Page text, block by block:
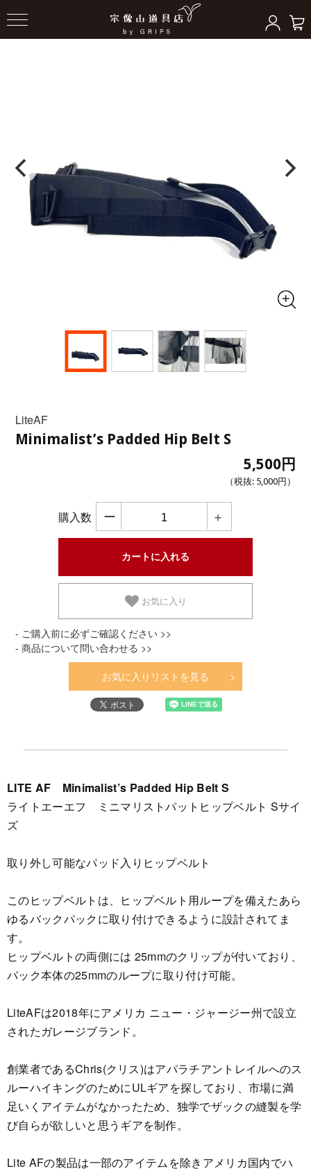
LiteAF
Minimalist’s Padded Hip Belt S
5,500円
（税抜: 5,000円 ）
購入数 ー ＋
お気に入り
- ご購入前に必ずご確認ください >>
- 商品について問い合わせる >>
お気に入りリストを見る
LITE AF Minimalist’s Padded Hip Belt S
ライトエーエフ ミニマリストパットヒップベルト Sサイ
ズ
取り外し可能なパッド入りヒップベルト
このヒップベルトは、ヒップベルト用ループを備えたあら
ゆるバックパックに取り付けできるように設計されてま
す。
ヒップベルトの両側には 25mmのクリップが付いており、
パック本体の25mmのループに取り付け可能。
LiteAFは2018年にアメリカ ニュー・ジャージー州で設立
されたガレージブランド。
創業者であるChris(クリス)はアパラチアントレイルへのス
ルーハイキングのためにULギアを探しており、市場に満
足いくアイテムがなかったため、独学でザックの縫製を学
び自らが欲しいと思うギアを制作。
Lite AFの製品は一部のアイテムを除きアメリカ国内でハ